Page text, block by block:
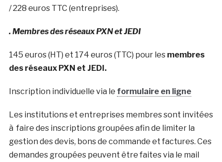
/ 228 euros TTC (entreprises).
. Membres des réseaux PXN et JEDI
145 euros (HT) et 174 euros (TTC) pour les membres
des réseaux PXN et JEDI.
Inscription individuelle via le formulaire en ligne
Les institutions et entreprises membres sont invitées
à faire des inscriptions groupées afin de limiter la
gestion des devis, bons de commande et factures. Ces
demandes groupées peuvent être faites via le mail